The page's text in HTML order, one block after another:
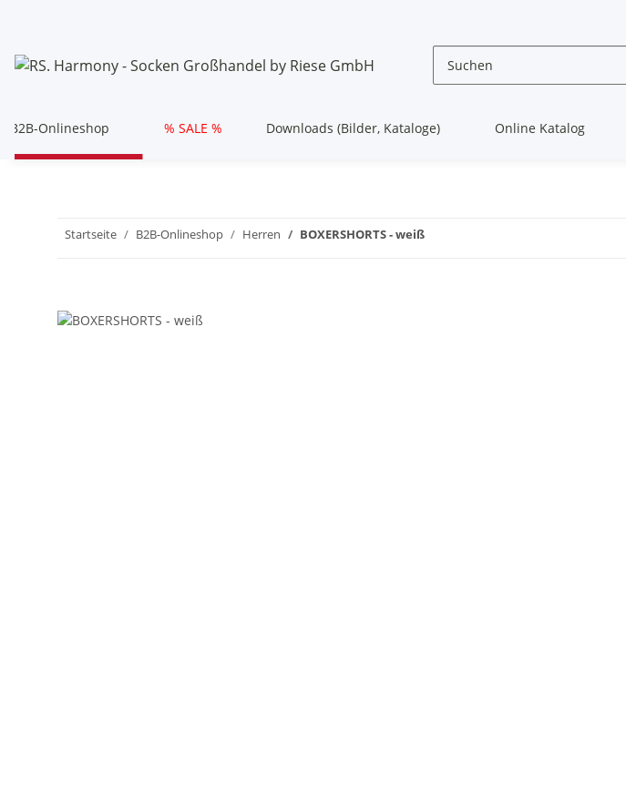
B2B-Onlineshop % SALE % Downloads (Bilder, Kataloge) Online Katalog
Startseite B2B-Onlineshop Herren BOXERSHORTS - weiß